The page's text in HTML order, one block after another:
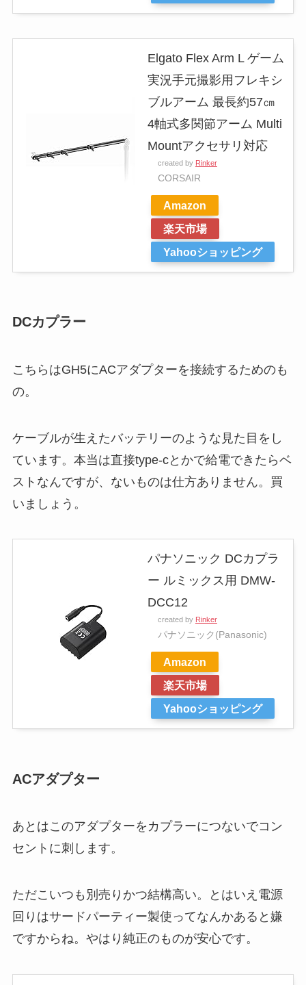
Elgato Flex Arm L ゲーム
実況手元撮影用フレキシ
ブルアーム 最長約57㎝
4軸式多関節アーム Multi
Mountアクセサリ対応
created by Rinker
CORSAIR
Amazon
楽天市場
Yahooショッピング
DCカプラー
こちらはGH5にACアダプターを接続するためのも
の。
ケーブルが生えたバッテリーのような見た目をし
ています。本当は直接type-cとかで給電できたらベ
ストなんですが、ないものは仕方ありません。買
いましょう。
パナソニック DCカプラ
ー ルミックス用 DMW-
DCC12
created by Rinker
パナソニック(Panasonic)
Amazon
楽天市場
Yahooショッピング
ACアダプター
あとはこのアダプターをカプラーにつないでコン
セントに刺します。
ただこいつも別売りかつ結構高い。とはいえ電源
回りはサードパーティー製使ってなんかあると嫌
ですからね。やはり純正のものが安心です。